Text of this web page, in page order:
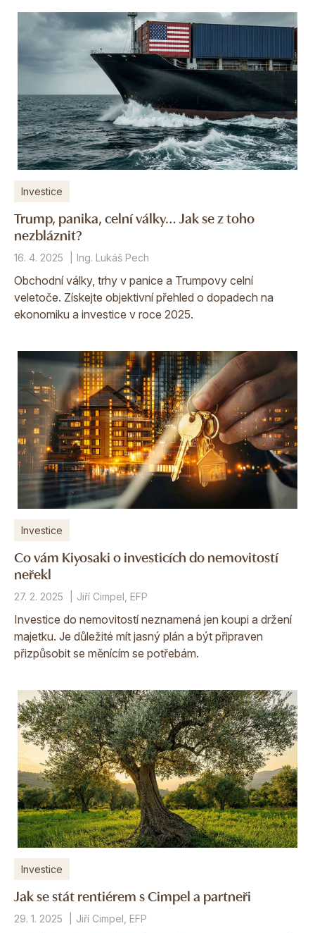
Investice
Trump, panika, celní války… Jak se z toho
nezbláznit?
16. 4. 2025 Ing. Lukáš Pech
Obchodní války, trhy v panice a Trumpovy celní
veletoče. Získejte objektivní přehled o dopadech na
ekonomiku a investice v roce 2025.
Investice
Co vám Kiyosaki o investicích do nemovitostí
neřekl
27. 2. 2025 Jiří Cimpel, EFP
Investice do nemovitostí neznamená jen koupi a držení
majetku. Je důležité mít jasný plán a být připraven
přizpůsobit se měnícím se potřebám.
Investice
Jak se stát rentiérem s Cimpel a partneři
29. 1. 2025 Jiří Cimpel, EFP